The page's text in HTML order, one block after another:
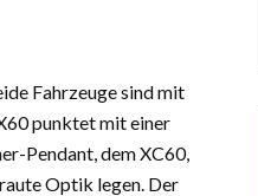
Fahrzeuge sind mit
punktet mit einer
Pendant, dem XC60,
Optik legen. Der